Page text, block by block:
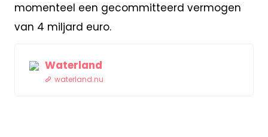
momenteel een gecommitteerd vermogen
van 4 miljard euro.
Waterland
waterland.nu